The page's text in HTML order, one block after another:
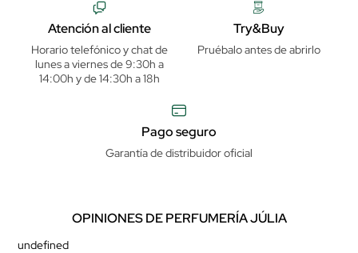
Atención al cliente
Horario telefónico y chat de
lunes a viernes de 9:30h a
14:00h y de 14:30h a 18h
Try&Buy
Pruébalo antes de abrirlo
Pago seguro
Garantía de distribuidor oficial
OPINIONES DE PERFUMERÍA JÚLIA
undefined